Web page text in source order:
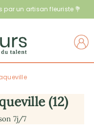
par un artisan fleuriste 💐
(12)
7j/7